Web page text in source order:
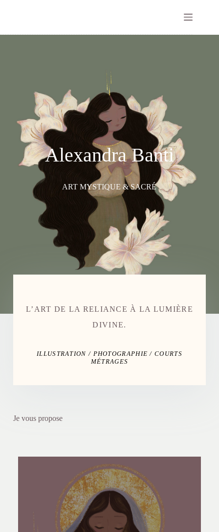
Alexandra Banti
ART MYSTIQUE & SACRÉ
L’ART DE LA RELIANCE À LA LUMIÈRE
DIVINE.
ILLUSTRATION / PHOTOGRAPHIE / COURTS
MÉTRAGES
Je vous propose